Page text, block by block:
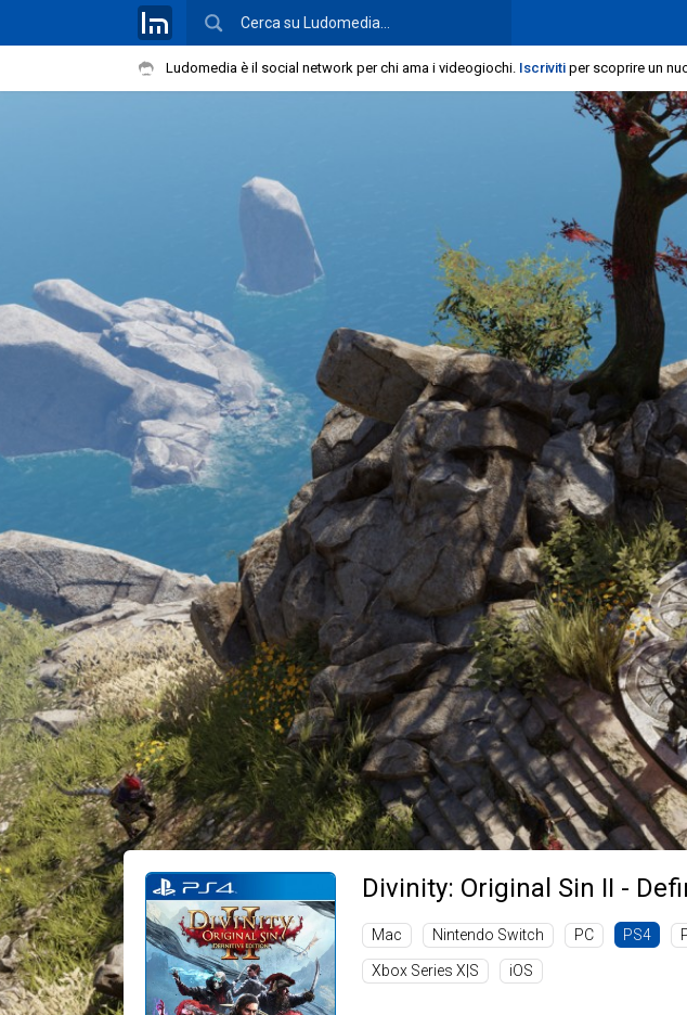
Ludomedia è il social network per chi ama i videogiochi. Iscriviti per scoprire un
Divinity: Original Sin II -
Mac Nintendo Switch PC PS4
Xbox Series X|S iOS